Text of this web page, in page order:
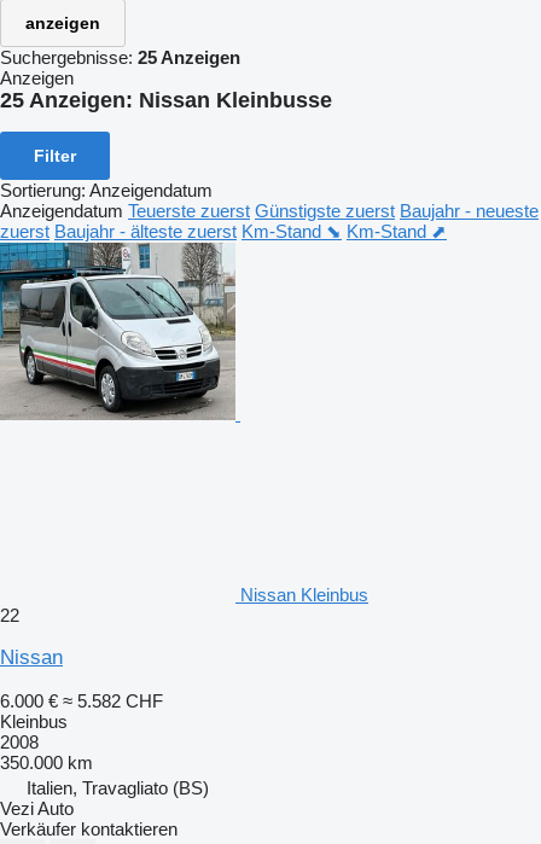
anzeigen
Suchergebnisse: 25 Anzeigen
Anzeigen
25 Anzeigen: Nissan Kleinbusse
Filter
Sortierung: Anzeigendatum
Anzeigendatum Teuerste zuerst Günstigste zuerst Baujahr - neueste
zuerst Baujahr - älteste zuerst Km-Stand ⬊ Km-Stand ⬈
Nissan Kleinbus
22
Nissan
6.000 € ≈ 5.582 CHF
Kleinbus
2008
350.000 km
Italien, Travagliato (BS)
Vezi Auto
Verkäufer kontaktieren